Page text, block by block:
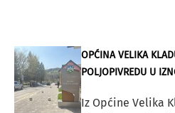
OPĆINA VELIKA
POLJOPIVREDU U
Iz Općine Velika